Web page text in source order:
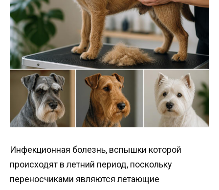
Инфекционная болезнь, вспышки которой
происходят в летний период, поскольку
переносчиками являются летающие